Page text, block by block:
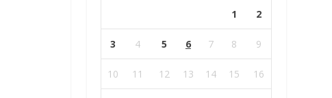
1 2
3 4 5 6 7 8 9
10 11 12 13 14 15 16